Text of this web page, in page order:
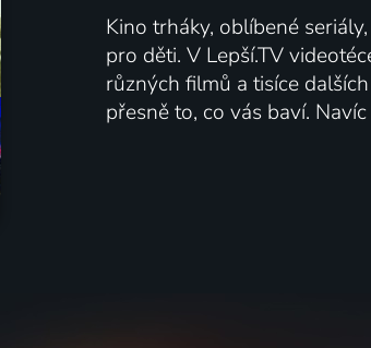
Kino trháky, oblíbené
pro děti. V Lepší.TV
různých filmů a tisíce
přesně to, co vás baví.